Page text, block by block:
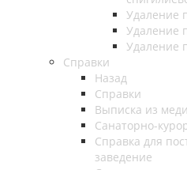
Удаление
Удаление
Удаление
Справки
Назад
Справки
Выписка из
Санаторно-
Справка для
заведение